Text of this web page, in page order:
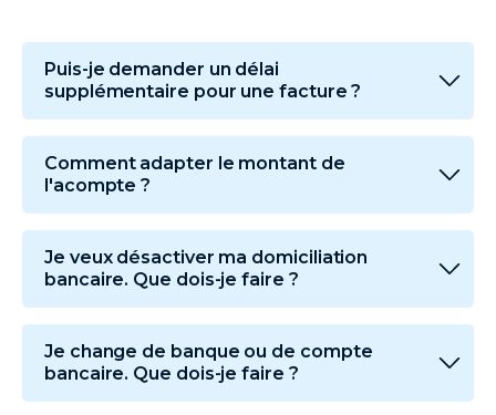
Puis-je demander un délai
supplémentaire pour une facture ?
Comment adapter le montant de
l'acompte ?
Je veux désactiver ma domiciliation
bancaire. Que dois-je faire ?
Je change de banque ou de compte
bancaire. Que dois-je faire ?